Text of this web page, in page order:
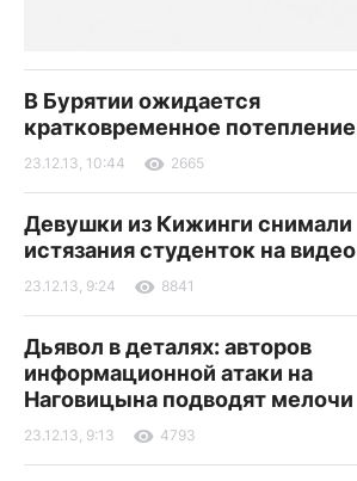
В Бурятии ожидается
кратковременное потепление
23.12.13, 10:44 2665
Девушки из Кижинги снимали
истязания студенток на видео
23.12.13, 9:24 8841
Дьявол в деталях: авторов
информационной атаки на
Наговицына подводят мелочи
23.12.13, 9:13 4793